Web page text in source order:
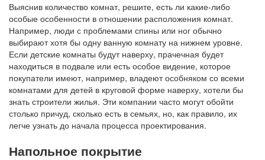
Выяснив количество комнат, решите, есть ли какие-либо
особые особенности в отношении расположения комнат.
Например, люди с проблемами спины или ног обычно
выбирают хотя бы одну ванную комнату на нижнем уровне.
Если детские комнаты будут наверху, прачечная будет
находиться в подвале или есть особое видение, которое
покупатели имеют, например, владеют особняком со всеми
комнатами для детей в круговой форме наверху, хотели бы
знать строители жилья. Эти компании часто могут обойти
столько причуд, сколько есть в семьях, но, как правило, их
легче узнать до начала процесса проектирования.
Напольное покрытие